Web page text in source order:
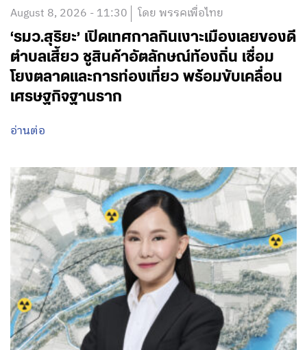
August 8, 2026 - 11:30 โดย พรรคเพื่อไทย
‘รมว.สุริยะ’ เปิดเทศกาลกินเงาะเมืองเลยของดี
ตำบลเสี้ยว ชูสินค้าอัตลักษณ์ท้องถิ่น เชื่อม
โยงตลาดและการท่องเที่ยว พร้อมขับเคลื่อน
เศรษฐกิจฐานราก
อ่านต่อ